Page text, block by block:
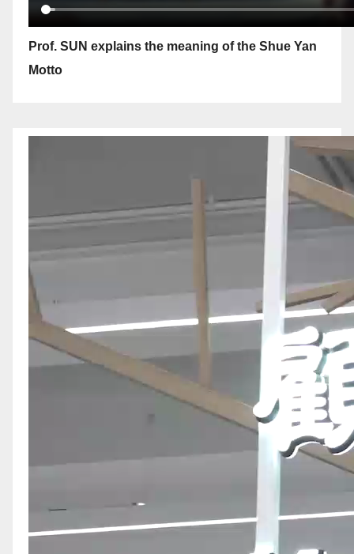
Prof. SUN explains the meaning of the Shue Yan
Motto